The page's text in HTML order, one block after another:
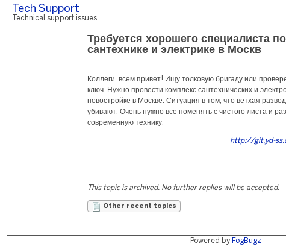
Tech Support
Technical support issues
Требуется хорошего специалиста по
сантехнике и электрике в Москв
Коллеги, всем привет! Ищу толковую бригаду или
ключ. Нужно провести комплекс сантехнических и
новостройке в Москве. Ситуация в том, что ветхая
убивают. Очень нужно все поменять с чистого листа и
современную технику.
http://git.yd-
This topic is archived. No further replies will be accepted.
Other recent topics
Powered by FogBugz